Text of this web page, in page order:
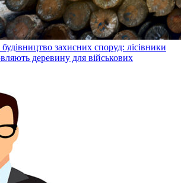
захисних споруд: лісівники
деревину для військових